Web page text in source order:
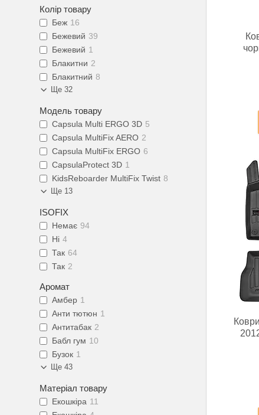
Колір товару
Беж 16
Бежевий 39
Бежевий 1
Блакитни 2
Блакитний 8
Ще 32
Модель товару
Capsula Multi ERGO 3D 5
Capsula MultiFix AERO 2
Capsula MultiFix ERGO 6
CapsulaProtect 3D 1
KidsReboarder MultiFix Twist 8
Ще 13
ISOFIX
Немає 94
Ні 4
Так 64
Так 2
Аромат
Амбер 1
Анти тютюн 1
Антитабак 2
Бабл гум 10
Бузок 1
Ще 43
Матеріал товару
Екошкіра 11